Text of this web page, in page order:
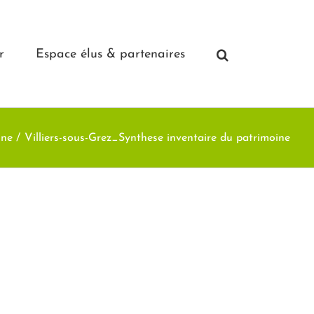
Espace élus & partenaires
Villiers-sous-Grez_Synthese inventaire du patrimoine